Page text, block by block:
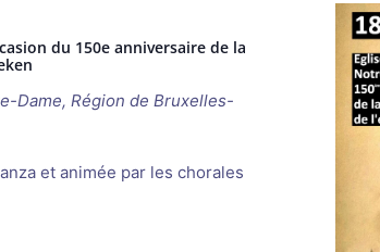
du 150e anniversaire de la
Dame, Région de Bruxelles-
et animée par les chorales